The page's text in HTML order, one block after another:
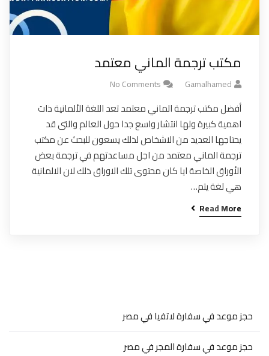
مكتب ترجمة الماني معتمد
Gamalhamed
No Comments
أفضل مكتب ترجمة الماني معتمد تعد اللغة الألمانية ذات
اهمية كبيرة ولها انتشار واسع جدا حول العالم والتى قد
يحتاجها العديد من الاشخاص لذلك يسعون للبحث عن مكتب
ترجمة الماني معتمد من اجل مساعدتهم في ترجمة بعض
الأوراق الخاصة ايا كان محتوى تلك الاوراق ذلك لان الالمانية
هي لغة يتم…
Read More
حجز موعد في سفارة لاتفيا في مصر
حجز موعد في سفارة المجر في مصر